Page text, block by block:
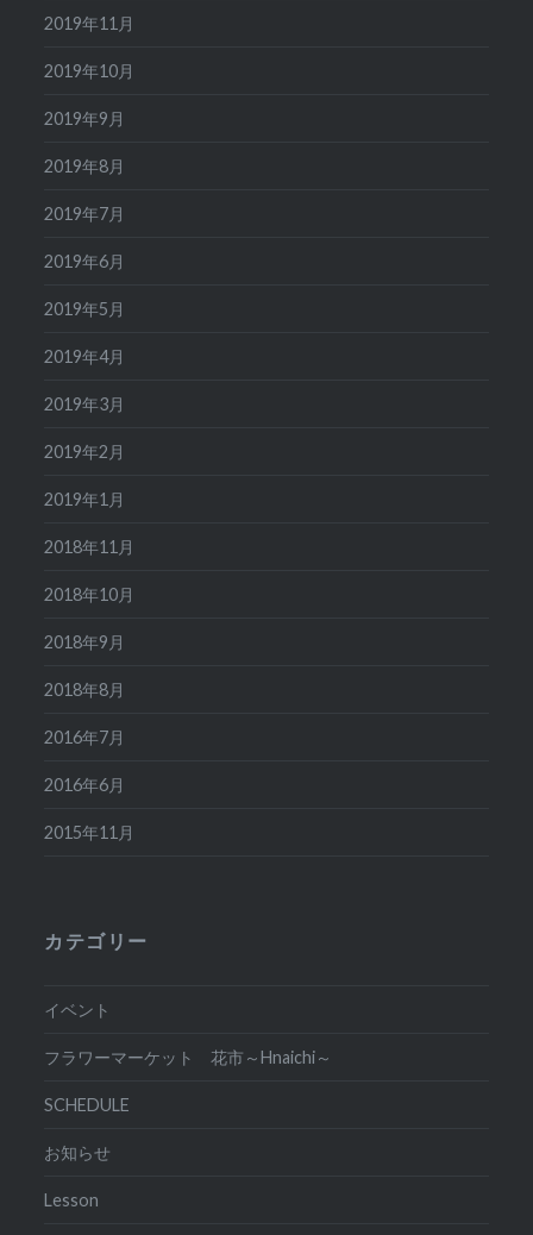
2019年11月
2019年10月
2019年9月
2019年8月
2019年7月
2019年6月
2019年5月
2019年4月
2019年3月
2019年2月
2019年1月
2018年11月
2018年10月
2018年9月
2018年8月
2016年7月
2016年6月
2015年11月
カテゴリー
イベント
フラワーマーケット 花市～Hnaichi～
SCHEDULE
お知らせ
Lesson